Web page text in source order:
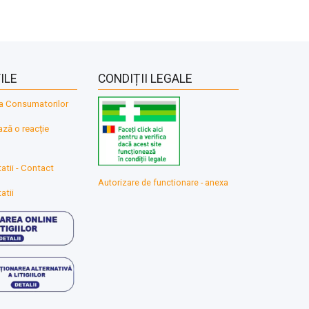
Consumatorilor
o reacție
- Contact
CONDIȚII LEGALE
Autorizare de functionare - anexa